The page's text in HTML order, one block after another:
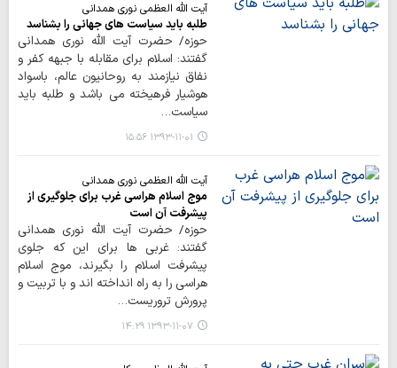
آیت الله العظمی نوری همدانی
طلبه باید سیاست های جهانی را بشناسد
حوزه/ حضرت آیت الله نوری همدانی
گفتند: اسلام برای مقابله با جبهه کفر و
نفاق نیازمند به روحانیون عالم، باسواد
هوشیار فرهیخته می باشد و طلبه باید
سیاست…
۱۳۹۳-۱۱-۰۱ ۱۵:۵۶
آیت الله العظمی نوری همدانی
موج اسلام هراسی غرب برای جلوگیری از
پیشرفت آن است
حوزه/ حضرت آیت الله نوری همدانی
گفتند: غربی ها برای این که جلوی
پیشرفت اسلام را بگیرند، موج اسلام
هراسی را به راه انداخته اند و با تربیت و
پرورش تروریست…
۱۳۹۳-۱۱-۰۷ ۱۴:۲۹